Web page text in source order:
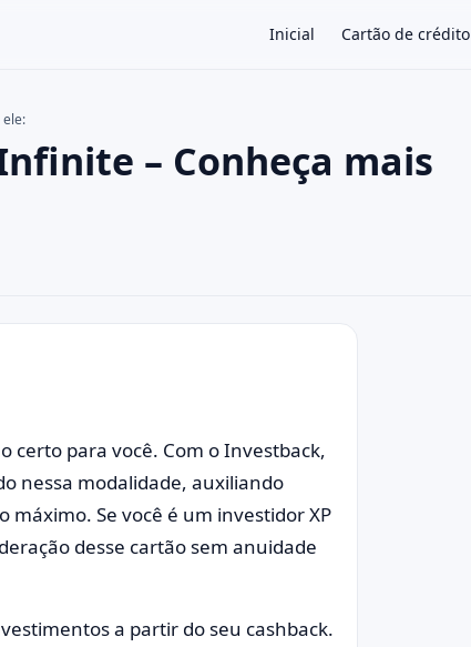
Inicial Cartão de crédito
×
ele:
– Conheça mais
certo para você. Com o Investback,
nessa modalidade, auxiliando
Se você é um investidor XP
desse cartão sem anuidade
a partir do seu cashback.